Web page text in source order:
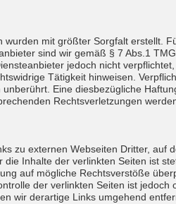
wurden mit größter Sorgfalt erstellt.
sind wir gemäß § 7 Abs.1
jedoch nicht
Tätigkeit hinweisen.
Eine diesbezügliche
Rechtsverletzungen
zu externen Webseiten Dritter,
die Inhalte der verlinkten Seiten ist
auf mögliche Rechtsverstöße
der verlinkten Seiten ist
wir derartige Links umgehend